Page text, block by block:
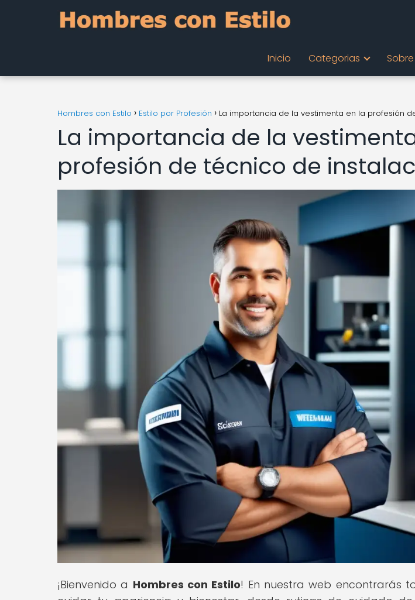
Inicio Categorias
Hombres con Estilo Estilo por Profesión La importancia de la vestimenta en la profesión
La importancia de la
profesión de técnico de
¡Bienvenido a Hombres con Estilo! En nuestra web encontrarás